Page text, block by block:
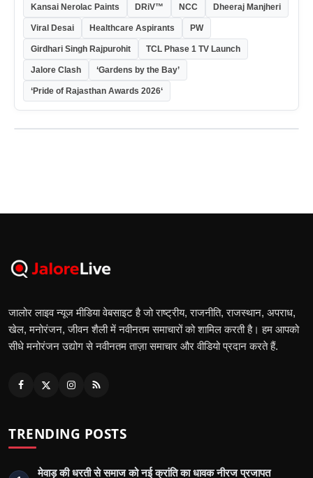
Kansai Nerolac Paints DRiV™ NCC Dheeraj Manjheri
Viral Desai Healthcare Aspirants PW
Girdhari Singh Rajpurohit TCL Phase 1 TV Launch
Jalore Clash ‘Gardens by the Bay’
‘Pride of Rajasthan Awards 2026‘
जालोर लाइव न्यूज मीडिया वेबसाइट है जो राष्ट्रीय, राजनीति, राजस्थान, अपराध,
खेल, मनोरंजन, जीवन शैली में नवीनतम समाचारों को शामिल करती है। हम आपको
सीधे मनोरंजन उद्योग से नवीनतम ताज़ा समाचार और वीडियो प्रदान करते हैं.
TRENDING POSTS
मेवाड़ की धरती से समाज को नई क्रांति का धावक नीरज प्रजापत